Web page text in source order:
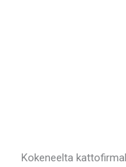
Kokeneelta